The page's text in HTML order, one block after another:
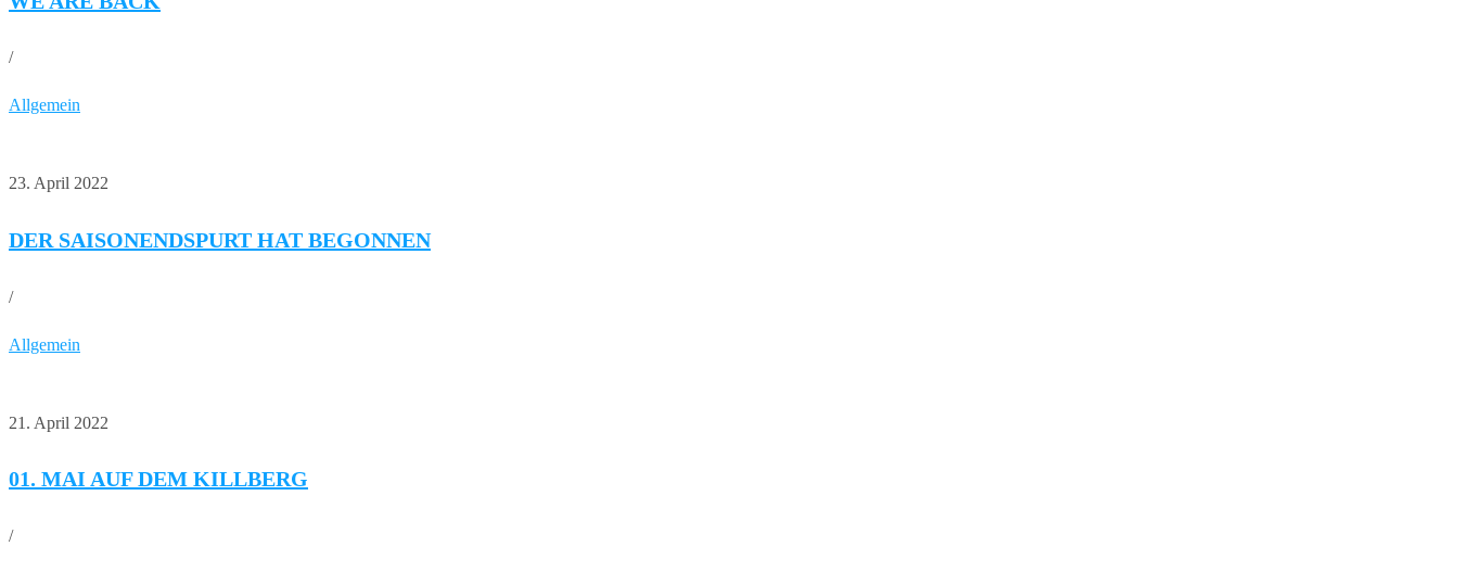
/
Allgemein
23. April 2022
DER SAISONENDSPURT HAT BEGONNEN
/
Allgemein
21. April 2022
01. MAI AUF DEM KILLBERG
/